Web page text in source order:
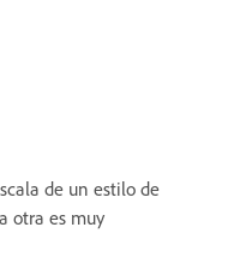
de un estilo de
otra es muy